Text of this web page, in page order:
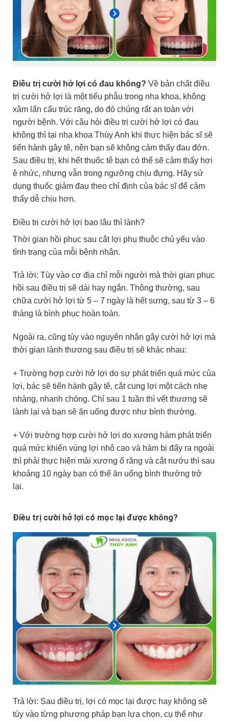
Điều trị cười hở lợi có đau không? Về bản chất điều
trị cười hở lợi là một tiểu phẫu trong nha khoa, không
xâm lấn cấu trúc răng, do đó chúng rất an toàn với
người bệnh. Với câu hỏi điều trị cười hở lợi có đau
không thì tại nha khoa Thùy Anh khi thực hiện bác sĩ sẽ
tiến hành gây tê, nên bạn sẽ không cảm thấy đau đớn.
Sau điều trị, khi hết thuốc tê bạn có thể sẽ cảm thấy hơi
ê nhức, nhưng vẫn trong ngưỡng chịu đựng. Hãy sử
dụng thuốc giảm đau theo chỉ định của bác sĩ để cảm
thấy dễ chịu hơn.
Điều trị cười hở lợi bao lâu thì lành?
Thời gian hồi phục sau cắt lợi phụ thuộc chủ yếu vào
tình trạng của mỗi bệnh nhân.
Trả lời: Tùy vào cơ địa chỉ mỗi người mà thời gian phục
hồi sau điều trị sẽ dài hay ngắn. Thông thường, sau
chữa cười hở lợi từ 5 – 7 ngày là hết sưng, sau từ 3 – 6
tháng là bình phục hoàn toàn.
Ngoài ra, cũng tùy vào nguyên nhân gây cười hở lợi mà
thời gian lành thương sau điều trị sẽ khác nhau:
+ Trường hợp cười hở lợi do sự phát triển quá mức của
lợi, bác sẽ tiến hành gây tê, cắt cung lợi một cách nhẹ
nhàng, nhanh chóng. Chỉ sau 1 tuần thì vết thương sẽ
lành lại và bạn sẽ ăn uống được như bình thường.
+ Với trường hợp cười hở lợi do xương hàm phát triển
quá mức khiến vùng lợi nhô cao và hàm bị đẩy ra ngoài
thì phải thực hiện mài xương ổ răng và cắt nướu thì sau
khoảng 10 ngày bạn có thể ăn uống bình thường trở
lại.
Điều trị cười hở lợi có mọc lại được không?
Trả lời: Sau điều trị, lợi có mọc lại được hay không sẽ
tùy vào từng phương pháp bạn lựa chọn, cụ thể như